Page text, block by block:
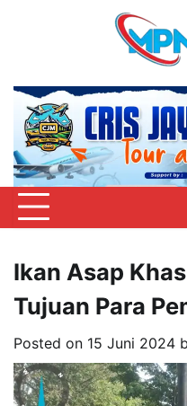
Ikan Asap
Tujuan Para
Posted on 15 Juni 2024